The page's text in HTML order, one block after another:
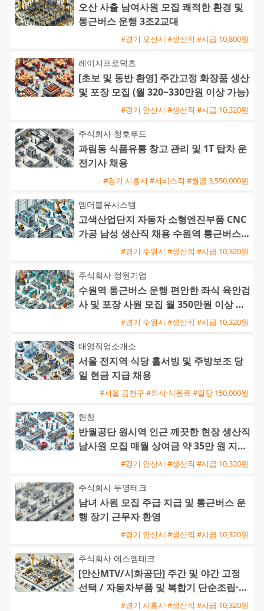
오산 사출 남여사원 모집 쾌적한 환경 및
통근버스 운행 3조2교대
#경기 오산시 #생산직 #시급 10,800원
레이지프로덕츠
[초보 및 동반 환영] 주간고정 화장품 생산
및 포장 모집 (월 320~330만원 이상 가능)
#경기 안산시 #생산직 #시급 10,320원
주식회사 청호푸드
과림동 식품유통 창고 관리 및 1T 탑차 운
전기사 채용
#경기 시흥시 #서비스직 #월급 3,550,000원
엠더블유시스템
고색산업단지 자동차 소형엔진부품 CNC
가공 남성 생산직 채용 수원역 통근버스
#경기 수원시 #생산직 #시급 10,320원
주식회사 정원기업
수원역 통근버스 운행 편안한 좌식 육안검
사 및 포장 사원 모집 월 350만원 이상 가
#경기 수원시 #생산직 #시급 10,320원
태영직업소개소
서울 전지역 식당 홀서빙 및 주방보조 당
일 현금 지급 채용
#서울 금천구 #외식·식음료 #일당 150,000원
현창
반월공단 원시역 인근 깨끗한 현장 생산직
남사원 모집 매월 상여금 약 35만 원 지급
및 삼시세끼 제공#경기 안산시 #생산직 #시급 10,320원
주식회사 두영테크
남녀 사원 모집 주급 지급 및 통근버스 운
행 장기 근무자 환영
#경기 안산시 #생산직 #시급 10,320원
주식회사 에스엠테크
[안산MTV/시화공단] 주간 및 야간 고정
선택 / 자동차부품 및 복합기 단순조립·검
사 / 주급 가능·통근버
#경기 시흥시 #생산직 #시급 10,320원